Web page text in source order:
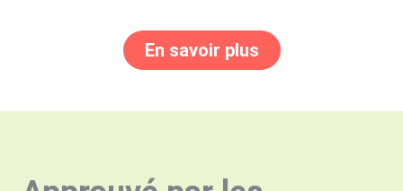
En savoir plus